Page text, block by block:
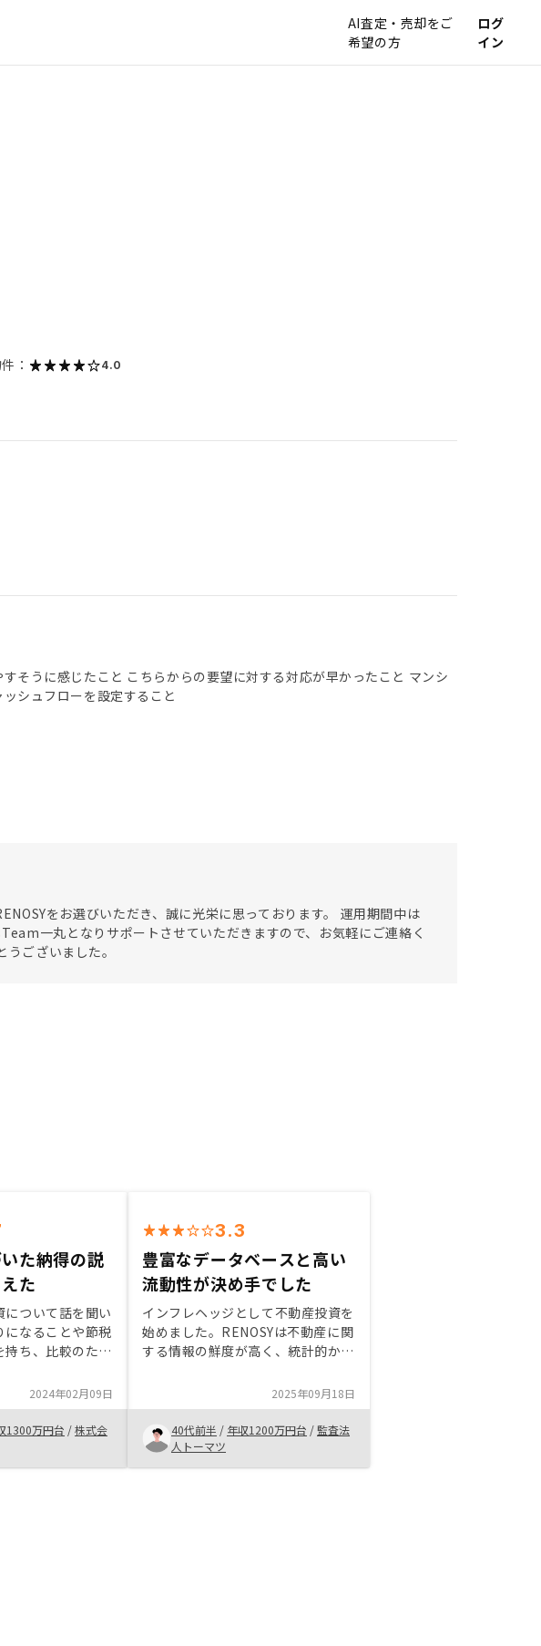
AI査定・売却をご
希望の方
ログ
イン
： 4.0
そうに感じたこと こちらからの要望に対する対応が早かったこと マンシ
シュフローを設定すること
をお選びいただき、誠に光栄に思っております。 運用期間中は
一丸となりサポートさせていただきますので、お気軽にご連絡く
ございました。
た納得の説
た
ついて話を聞い
になることや節税
持ち、比較のため
だとお伝えしまし
もせず誠実に対応
不動産なので物
ど不安な点もあ
つデータをもと
2024年02月09日
1300万円台 /株式会
3.3
豊富なデータベースと高い
流動性が決め手でした
インフレヘッジとして不動産投資を
始めました。RENOSYは不動産に関
する情報の鮮度が高く、統計的かつ
た。その結果扱う物件はどれも流動
性が高いと感じたため購入に至りま
した。投資のシミュレーション表が
分かりづらいため、もう少し工夫し
たほうが良いと思います。投資は幾
2025年09月18日
40代前半 / 年収1200万円台 /監査法
人トーマツ